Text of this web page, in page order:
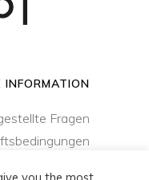
INFORMATION
Fragen